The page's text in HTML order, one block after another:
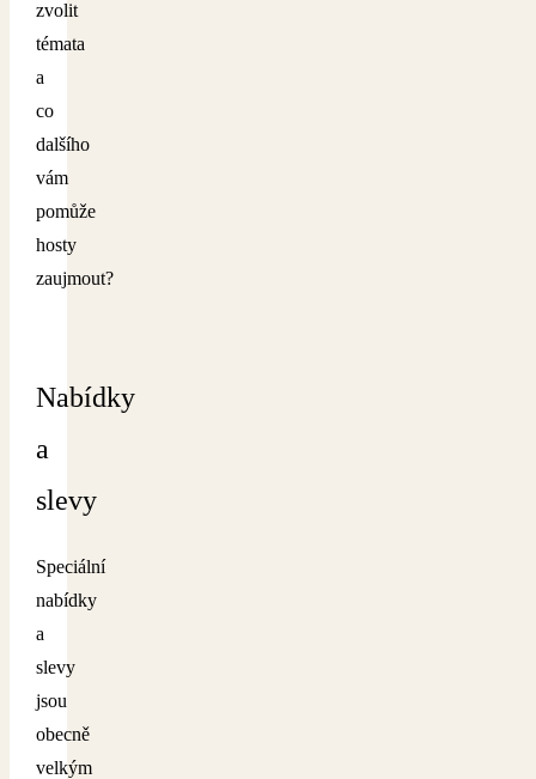
zvolit
témata
a
co
dalšího
vám
pomůže
hosty
zaujmout?
Nabídky
a
slevy
Speciální
nabídky
a
slevy
jsou
obecně
velkým